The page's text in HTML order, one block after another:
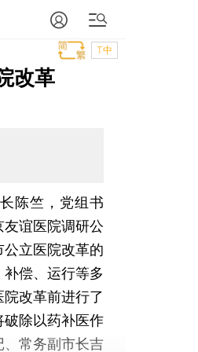
T中
改革
陈竺，党组书
谊医院调研公
立医院改革的
偿、运行等多
改革前进行了
除以药补医作
常务副市长吉